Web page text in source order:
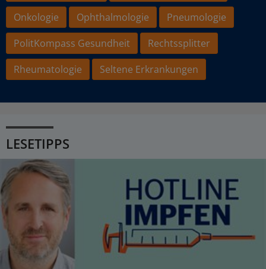
Onkologie
Ophthalmologie
Pneumologie
PolitKompass Gesundheit
Rechtssplitter
Rheumatologie
Seltene Erkrankungen
LESETIPPS